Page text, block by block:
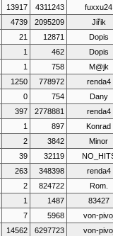
13917 4311243 fuxxu24
4739 2095209 Jiřik
21 12871 Dopis
1 462 Dopis
1 758 M@jk
1250 778972 renda4
0 754 Dany
397 2778881 renda4
1 897 Konrad
2 3842 Minor
39 32119
263 348398 renda4
2 824722 Rom.
1 1487 83427
7 5968 von-
14562 6297723 von-